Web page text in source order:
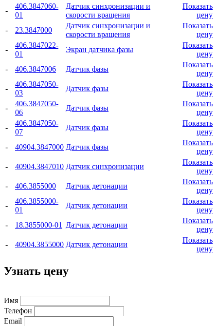
-
406.3847060-
01
Датчик синхронизации и
скорости вращения
Показать
цену
-
23.3847000
Датчик синхронизации и
скорости вращения
Показать
цену
-
406.3847022-
01
Экран датчика фазы
Показать
цену
-
406.3847006 Датчик фазы
Показать
цену
-
406.3847050-
03
Датчик фазы
Показать
цену
-
406.3847050-
06
Датчик фазы
Показать
цену
-
406.3847050-
07
Датчик фазы
Показать
цену
-
40904.3847000 Датчик фазы
Показать
цену
-
40904.3847010 Датчик синхронизации
Показать
цену
-
406.3855000 Датчик детонации
Показать
цену
-
406.3855000-
01
Датчик детонации
Показать
цену
-
18.3855000-01 Датчик детонации
Показать
цену
-
40904.3855000 Датчик детонации
Показать
цену
Узнать цену
Имя
Телефон
Email